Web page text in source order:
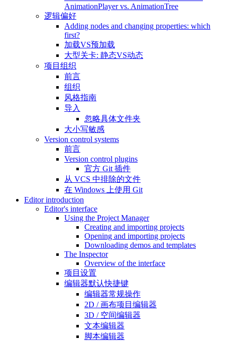
AnimationPlayer vs. AnimationTree
逻辑偏好
Adding nodes and changing properties: which
first?
加载VS预加载
大型关卡: 静态VS动态
项目组织
前言
组织
风格指南
导入
忽略具体文件夹
大小写敏感
Version control systems
前言
Version control plugins
官方 Git 插件
从 VCS 中排除的文件
在 Windows 上使用 Git
Editor introduction
Editor's interface
Using the Project Manager
Creating and importing projects
Opening and importing projects
Downloading demos and templates
The Inspector
Overview of the interface
项目设置
编辑器默认快捷键
编辑器常规操作
2D / 画布项目编辑器
3D / 空间编辑器
文本编辑器
脚本编辑器